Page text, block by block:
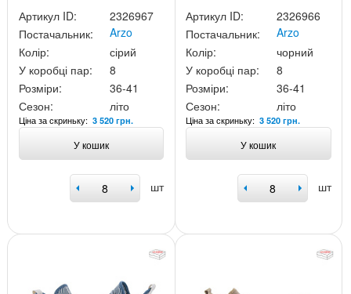
Артикул ID:
2326967
Постачальник:
Arzo
Колір:
сірий
У коробці пар:
8
Розміри:
36-41
Сезон:
літо
Ціна за скриньку: 3 520 грн.
У кошик
шт
Артикул ID:
2326966
Постачальник:
Arzo
Колір:
чорний
У коробці пар:
8
Розміри:
36-41
Сезон:
літо
Ціна за скриньку:3 520 грн.
У кошик
шт